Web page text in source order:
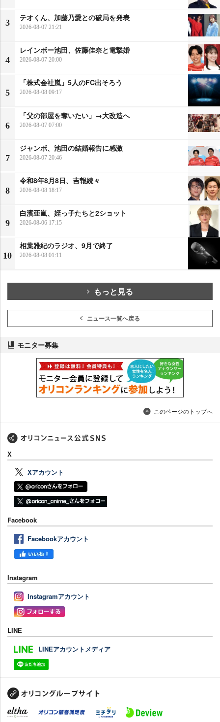
3
テオくん、加藤乃愛との破局を発表
2026-08-07 21:21
4
レインボー池田、佐藤佳奈と電撃婚
2026-08-07 20:00
5
「株式会社嵐」5人のFC出そろう
2026-08-08 09:17
6
「父の部屋を奪いたい」→大改造へ
2026-08-07 07:00
7
ジャンボ、池田の結婚報告に感激
2026-08-07 20:46
8
令和8年8月8日、吉報続々
2026-08-08 18:17
9
白濱亜嵐、姪っ子たちと2ショット
2026-08-06 17:15
10
相葉雅紀のラジオ、9月で終了
2026-08-08 01:11
もっと見る
ニュース一覧へ戻る
モニター募集
このページのトップへ
X
Xアカウント
Facebook
Facebookアカウント
Instagram
Instagramアカウント
LINE
LINEアカウントメディア